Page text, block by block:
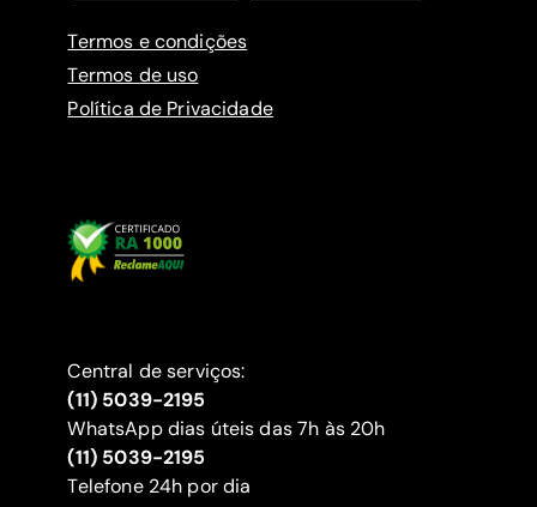
Termos e condições
Termos de uso
Política de Privacidade
Central de serviços:
(11) 5039-2195
WhatsApp dias úteis das 7h às 20h
(11) 5039-2195
‍Telefone 24h por dia